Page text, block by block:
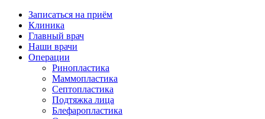
Записаться на приём
Клиника
Главный врач
Наши врачи
Операции
Ринопластика
Маммопластика
Септопластика
Подтяжка лица
Блефаропластика